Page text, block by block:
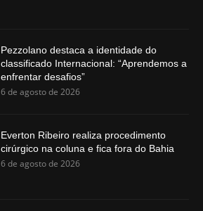
Pezzolano destaca a identidade do
classificado Internacional: “Aprendemos a
enfrentar desafios”
6 de agosto de 2026
Everton Ribeiro realiza procedimento
cirúrgico na coluna e fica fora do Bahia
6 de agosto de 2026